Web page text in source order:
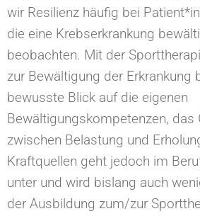
wir Resilienz häufig bei
die eine Krebserkrankung
beobachten. Mit der
zur Bewältigung der Erkrankung
bewusste Blick auf die eigenen
Bewältigungskompetenzen, das
zwischen Belastung und
Kraftquellen geht jedoch im
unter und wird bislang auch
der Ausbildung zum/zur